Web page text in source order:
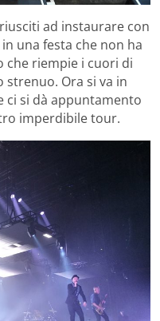
ad instaurare con
una festa che non ha
che riempie i cuori di
strenuo. Ora si va in
ci si dà appuntamento
imperdibile tour.